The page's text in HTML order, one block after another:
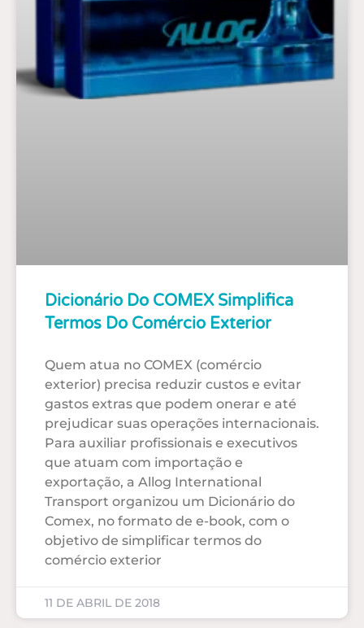
Dicionário Do COMEX Simplifica
Termos Do Comércio Exterior
Quem atua no COMEX (comércio
exterior) precisa reduzir custos e evitar
gastos extras que podem onerar e até
prejudicar suas operações internacionais.
Para auxiliar profissionais e executivos
que atuam com importação e
exportação, a Allog International
Transport organizou um Dicionário do
Comex, no formato de e-book, com o
objetivo de simplificar termos do
comércio exterior
11 DE ABRIL DE 2018